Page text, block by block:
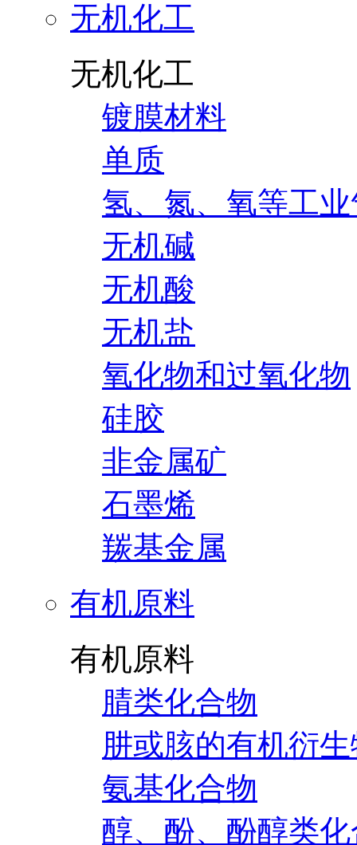
无机化工
无机化工
镀膜材料
单质
氢、氮、氧等工
无机碱
无机酸
无机盐
氧化物和过氧化物
硅胶
非金属矿
石墨烯
羰基金属
有机原料
有机原料
腈类化合物
肼或胲的有机衍
氨基化合物
醇、酚、酚醇类